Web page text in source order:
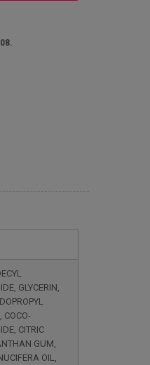
GLYCERIN,
COCO-
CITRIC
GUM,
OIL,